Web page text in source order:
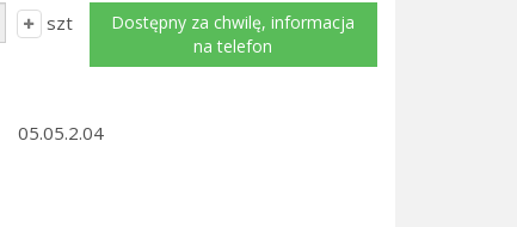
szt
Dostępny za chwilę, informacja
na telefon
05.05.2.04